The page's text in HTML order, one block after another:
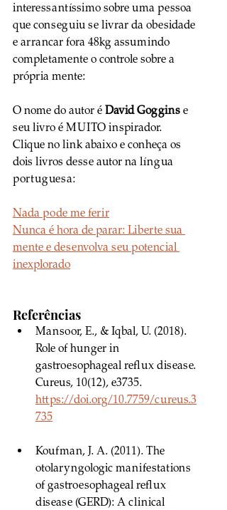
interessantíssimo sobre uma pessoa
que conseguiu se livrar da obesidade
e arrancar fora 48kg assumindo
completamente o controle sobre a
própria mente:
O nome do autor é David Goggins e
seu livro é MUITO inspirador.
Clique no link abaixo e conheça os
dois livros desse autor na língua
portuguesa:
Nada pode me ferir
Nunca é hora de parar: Liberte sua
mente e desenvolva seu potencial
inexplorado
Referências
Mansoor, E., & Iqbal, U. (2018).
Role of hunger in
gastroesophageal reflux disease.
Cureus, 10(12), e3735.
https://doi.org/10.7759/cureus.3
735
Koufman, J. A. (2011). The
otolaryngologic manifestations
of gastroesophageal reflux
disease (GERD): A clinical